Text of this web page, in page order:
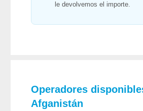
le devolvemos el importe.
Operadores
Afganistán